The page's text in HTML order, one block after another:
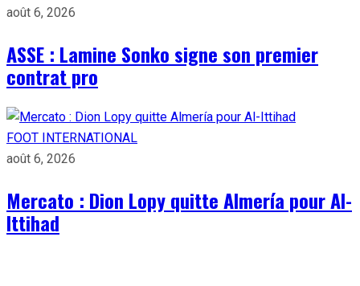
août 6, 2026
ASSE : Lamine Sonko signe son premier
contrat pro
FOOT INTERNATIONAL
août 6, 2026
Mercato : Dion Lopy quitte Almería pour Al-
Ittihad